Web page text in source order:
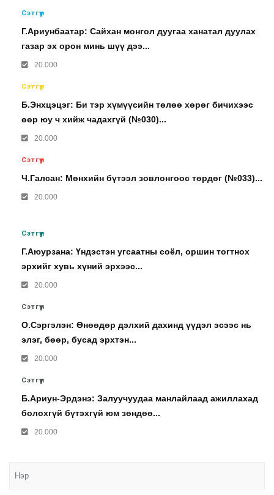
Сэтгүүл
Г.Ариунбаатар: Сайхан монгол дуугаа ханатал дуулах
газар эх орон минь шүү дээ...
20.000
Сэтгүүл
Б.Энхцэцэг: Би тэр хүмүүсийн төлөө хөрөг бичихээс
өөр юу ч хийж чадахгүй (№030)...
20.000
Сэтгүүл
Ч.Галсан: Мөнхийн бүтээл зовлонгоос төрдөг (№033)...
20.000
Сэтгүүл
Г.Аюурзана: Үндэстэн угсаатны соёл, оршин тогтнох
эрхийг хувь хүний эрхээс...
20.000
Сэтгүүл
О.Сэргэлэн: Өнөөдөр дэлхий дахинд үүдэл эсээс нь
элэг, бөөр, бусад эрхтэн...
20.000
Сэтгүүл
Б.Ариун-Эрдэнэ: Залуучуудаа манлайлаад ажиллахад
болохгүй бүтэхгүй юм зөндөө...
20.000